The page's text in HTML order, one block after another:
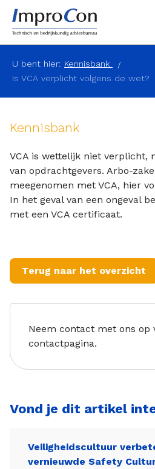
U bent hier: Kennisbank
Is VCA verplicht volgens de wet?
Kennisbank
VCA is wettelijk niet verplicht,
van opdrachtgevers. Arbo-
meegenomen met VCA, hier
In het geval van een ongeval
met een VCA certificaat.
Terug naar het overzicht
Neem contact met ons op
contactpagina.
Vond je dit artikel
Veiligheidscultuur
vernieuwde Safety